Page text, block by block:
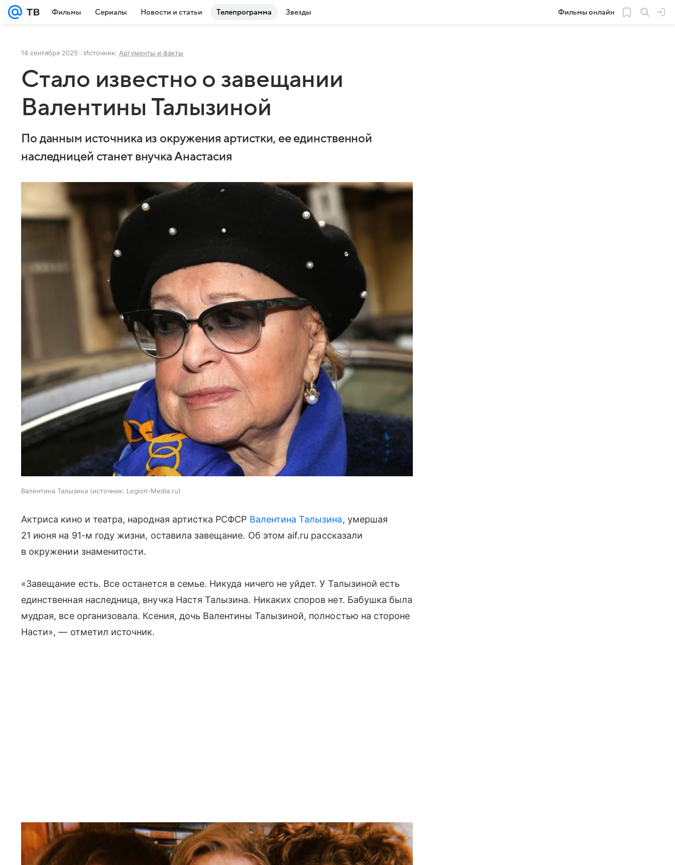
Фильмы Сериалы Новости и статьи Телепрограмма Звезды Фильмы онлайн
14 сентября 2025 Источник: Аргументы и факты
Стало известно о завещании
Валентины Талызиной
По данным источника из окружения артистки, ее единственной
наследницей станет внучка Анастасия
Валентина Талызина источник: Legion-Media.ru
Актриса кино и театра, народная артистка РСФСР Валентина Талызина, умершая
21 июня на 91-м году жизни, оставила завещание. Об этом aif.ru рассказали
в окружении знаменитости.
«Завещание есть. Все останется в семье. Никуда ничего не уйдет. У Талызиной есть
единственная наследница, внучка Настя Талызина. Никаких споров нет. Бабушка была
мудрая, все организовала. Ксения, дочь Валентины Талызиной, полностью на стороне
Насти», — отметил источник.